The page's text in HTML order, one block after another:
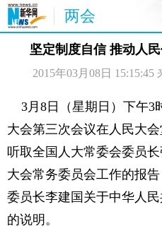
两会
首页 聚焦
视频 特稿
访谈 炫数据
坚定制度自信 推动人
2015年03月08日 15:15:45
3月8日（星期日）下午3
大会第三次会议在人民大
听取全国人大常委会委员
大会常务委员会工作的报
委员长李建国关于中华人
的说明。